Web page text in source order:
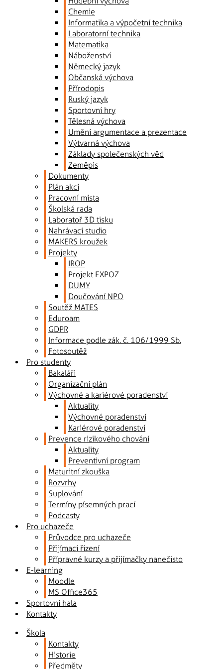
Chemie
Informatika a výpočetní technika
Laboratorní technika
Matematika
Náboženství
Německý jazyk
Občanská výchova
Přírodopis
Ruský jazyk
Sportovní hry
Tělesná výchova
Umění argumentace a prezentace
Výtvarná výchova
Základy společenských věd
Zeměpis
Dokumenty
Plán akcí
Pracovní místa
Školská rada
Laboratoř 3D tisku
Nahrávací studio
MAKERS kroužek
Projekty
IROP
Projekt EXPOZ
DUMY
Doučování NPO
Soutěž MATES
Eduroam
GDPR
Informace podle zák. č. 106/1999 Sb.
Fotosoutěž
Pro studenty
Bakaláři
Organizační plán
Výchovné a kariérové poradenství
Aktuality
Výchovné poradenství
Kariérové poradenství
Prevence rizikového chování
Aktuality
Preventivní program
Maturitní zkouška
Rozvrhy
Suplování
Termíny písemných prací
Podcasty
Pro uchazeče
Průvodce pro uchazeče
Přijímací řízení
Přípravné kurzy a přijímačky nanečisto
E-learning
Moodle
MS Office365
Sportovní hala
Kontakty
Škola
Kontakty
Historie
Předměty